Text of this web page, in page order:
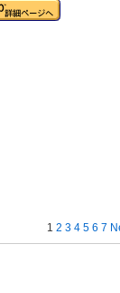
1 2 3 4 5 6 7